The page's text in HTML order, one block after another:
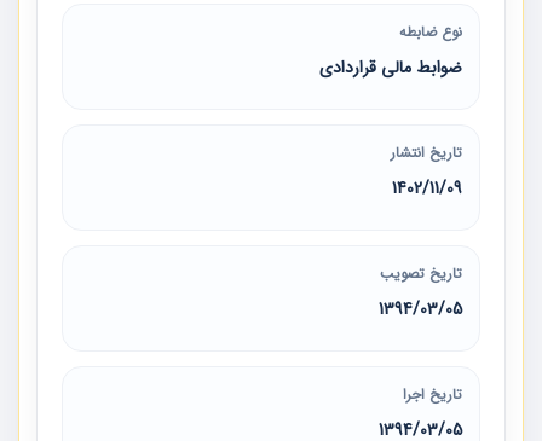
نوع ضابطه
ضوابط مالی قراردادی
تاریخ انتشار
1402/11/09
تاریخ تصویب
1394/03/05
تاریخ اجرا
1394/03/05